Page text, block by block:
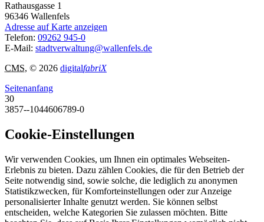
Rathausgasse 1
96346 Wallenfels
Adresse auf Karte anzeigen
Telefon: 09262 945-0
E-Mail: stadtverwaltung@wallenfels.de
CMS, © 2026 digitalfabriX
Seitenanfang
30
3857--1044606789-0
Cookie-Einstellungen
Wir verwenden Cookies, um Ihnen ein optimales Webseiten-
Erlebnis zu bieten. Dazu zählen Cookies, die für den Betrieb der
Seite notwendig sind, sowie solche, die lediglich zu anonymen
Statistikzwecken, für Komforteinstellungen oder zur Anzeige
personalisierter Inhalte genutzt werden. Sie können selbst
entscheiden, welche Kategorien Sie zulassen möchten. Bitte